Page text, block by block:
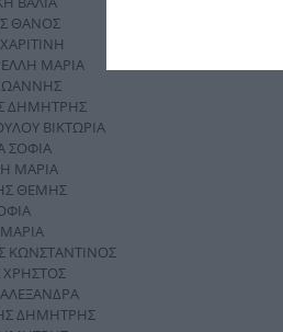
ΘΑΝΟΣ
ΜΑΡΙΑ
ΔΗΜΗΤΡΗΣ
ΒΙΚΤΩΡΙΑ
ΣΟΦΙΑ
ΜΑΡΙΑ
ΘΕΜΗΣ
ΚΩΝΣΤΑΝΤΙΝΟΣ
ΔΗΜΗΤΡΗΣ